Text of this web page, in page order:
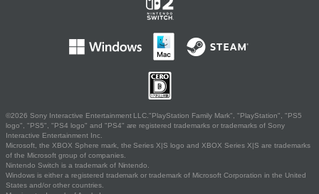
©2026 Sony Interactive Entertainment LLC."PlayStation Family Mark", "PlayStation", "PS5
logo", "PS5", "PS4 logo" and "PS4" are registered trademarks or trademarks of Sony
Interactive Entertainment Inc.
Microsoft, the XBOX Sphere mark, the Series X|S logo and XBOX Series X|S are trademarks
of the Microsoft group of companies.
Nintendo Switch is a trademark of Nintendo.
Windows is either a registered trademark or trademark of Microsoft Corporation in the United
States and/or other countries.